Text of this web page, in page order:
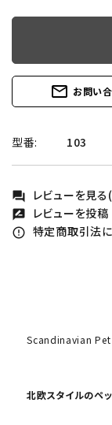
mail_outline お問い
型番: 103
forum レビューを見
rate_review レビューを投稿
error_outline 特定商取引法
Scandinavian
北欧スタイルのペ